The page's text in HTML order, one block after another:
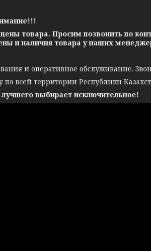
товара. Просим позвонить по
и наличия товара у наших
и оперативное обслуживание.
всей территории Республики
лучшего выбирает исключительное!